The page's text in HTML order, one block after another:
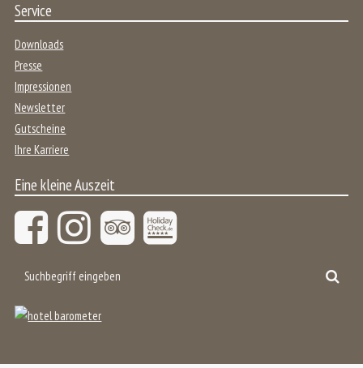
Service
Downloads
Presse
Impressionen
Newsletter
Gutscheine
Ihre Karriere
Eine kleine Auszeit
Suchbegriff